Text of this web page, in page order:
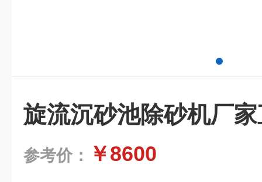
旋流沉砂池除砂机厂
参考价： ￥8600